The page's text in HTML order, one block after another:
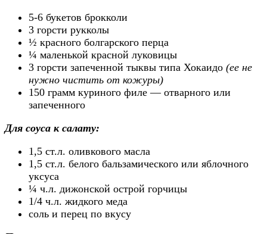
5-6 букетов брокколи
3 горсти рукколы
½ красного болгарского перца
¼ маленькой красной луковицы
3 горсти запеченной тыквы типа Хокаидо (ее не
нужно чистить от кожуры)
150 грамм куриного филе — отварного или
запеченного
Для соуса к салату:
1,5 ст.л. оливкового масла
1,5 ст.л. белого бальзамического или яблочного
уксуса
¼ ч.л. дижонской острой горчицы
1/4 ч.л. жидкого меда
соль и перец по вкусу